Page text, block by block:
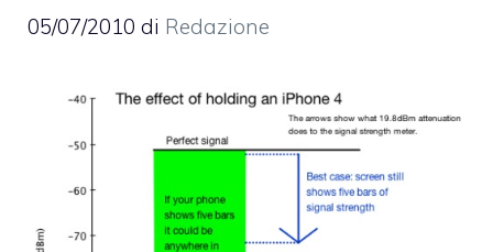
05/07/2010 di Redazione